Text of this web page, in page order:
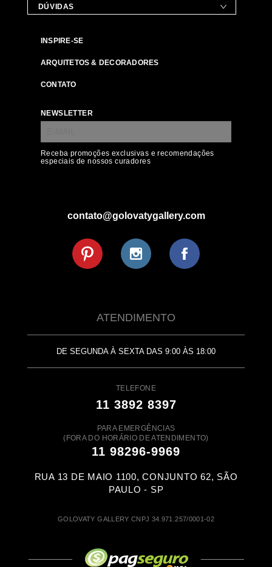
DÚVIDAS
INSPIRE-SE
ARQUITETOS & DECORADORES
CONTATO
NEWSLETTER
Receba promoções exclusivas e recomendações
especiais de nossos curadores
contato@golovatygallery.com
ATENDIMENTO
DE SEGUNDA À SEXTA DAS 9:00 ÀS 18:00
TELEFONE
11 3892 8397
PARA EMERGÊNCIAS
(FORA DO HORÁRIO DE ATENDIMENTO)
11 98296-9969
RUA 13 DE MAIO 1100, CONJUNTO 62, SÃO
PAULO - SP
GOLOVATY GALLERY CNPJ 34.971.257/0001-02